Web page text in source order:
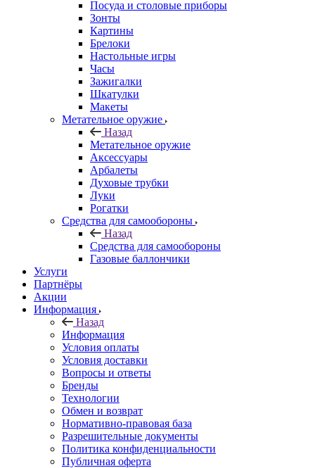
Посуда и столовые приборы
Зонты
Картины
Брелоки
Настольные игры
Часы
Зажигалки
Шкатулки
Макеты
Метательное оружие
Назад
Метательное оружие
Аксессуары
Арбалеты
Духовые трубки
Луки
Рогатки
Средства для самообороны
Назад
Средства для самообороны
Газовые баллончики
Услуги
Партнёры
Акции
Информация
Назад
Информация
Условия оплаты
Условия доставки
Вопросы и ответы
Бренды
Технологии
Обмен и возврат
Нормативно-правовая база
Разрешительные документы
Политика конфиденциальности
Публичная оферта